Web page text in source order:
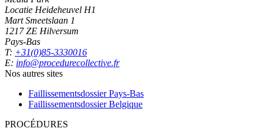
Locatie Heideheuvel H1
Mart Smeetslaan 1
1217 ZE Hilversum
Pays-Bas
T: +31(0)85-3330016
E: info@procedurecollective.fr
Nos autres sites
Faillissementsdossier Pays-Bas
Faillissementsdossier Belgique
PROCÉDURES